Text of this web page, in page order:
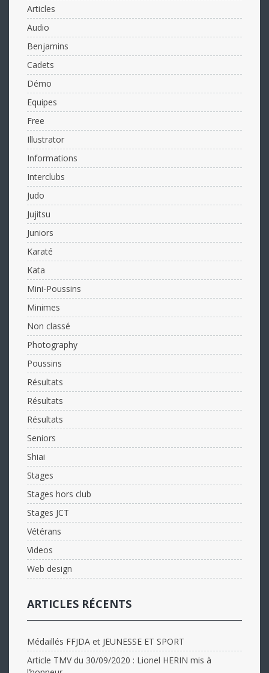
Articles
Audio
Benjamins
Cadets
Démo
Equipes
Free
Illustrator
Informations
Interclubs
Judo
Jujitsu
Juniors
Karaté
Kata
Mini-Poussins
Minimes
Non classé
Photography
Poussins
Résultats
Résultats
Résultats
Seniors
Shiai
Stages
Stages hors club
Stages JCT
Vétérans
Videos
Web design
ARTICLES RÉCENTS
Médaillés FFJDA et JEUNESSE ET SPORT
Article TMV du 30/09/2020 : Lionel HERIN mis à